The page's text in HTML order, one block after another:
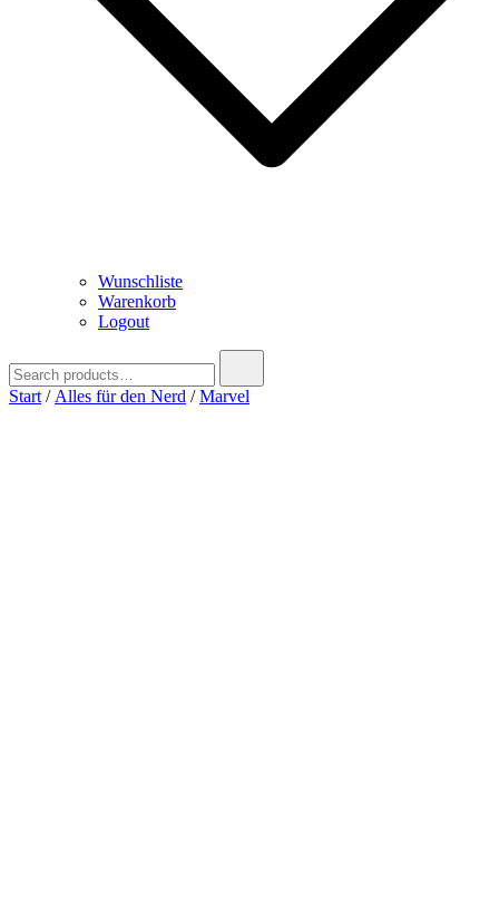
Wunschliste
Warenkorb
Logout
for:
Start / Alles für den Nerd /Marvel